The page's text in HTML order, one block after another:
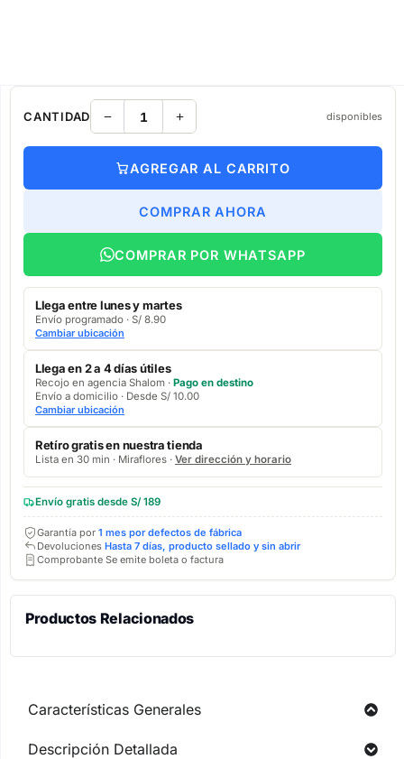
CANTIDAD disponibles
AGREGAR AL CARRITO
COMPRAR AHORA
COMPRAR POR WHATSAPP
Llega entre lunes y martes
Envío programado · S/ 8.90
Cambiar ubicación
Llega en 2 a 4 días útiles
Recojo en agencia Shalom · Pago en destino
Envío a domicilio · Desde S/ 10.00
Cambiar ubicación
Retíro gratis en nuestra tienda
Lista en 30 min · Miraflores · Ver dirección y horario
Envío gratis desde S/ 189
Garantía por 1 mes por defectos de fábrica
Devoluciones Hasta 7 días, producto sellado y sin abrir
Comprobante Se emite boleta o factura
Productos Relacionados
Características Generales
Descripción Detallada